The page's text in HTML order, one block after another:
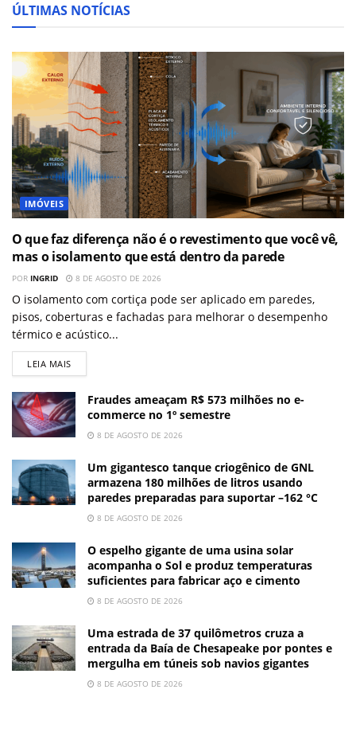
ÚLTIMAS NOTÍCIAS
IMÓVEIS
O que faz diferença não é o revestimento que você vê,
mas o isolamento que está dentro da parede
POR INGRID 8 DE AGOSTO DE 2026
O isolamento com cortiça pode ser aplicado em paredes,
pisos, coberturas e fachadas para melhorar o desempenho
térmico e acústico...
LEIA MAIS
Fraudes ameaçam R$ 573 milhões no e-
commerce no 1º semestre
8 DE AGOSTO DE 2026
Um gigantesco tanque criogênico de GNL
armazena 180 milhões de litros usando
paredes preparadas para suportar –162 °C
8 DE AGOSTO DE 2026
O espelho gigante de uma usina solar
acompanha o Sol e produz temperaturas
suficientes para fabricar aço e cimento
8 DE AGOSTO DE 2026
Uma estrada de 37 quilômetros cruza a
entrada da Baía de Chesapeake por pontes e
mergulha em túneis sob navios gigantes
8 DE AGOSTO DE 2026